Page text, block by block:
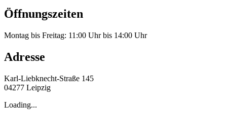
Öffnungszeiten
Montag bis Freitag: 11:00 Uhr bis 14:00 Uhr
Adresse
Karl-Liebknecht-Straße 145
04277 Leipzig
Loading...